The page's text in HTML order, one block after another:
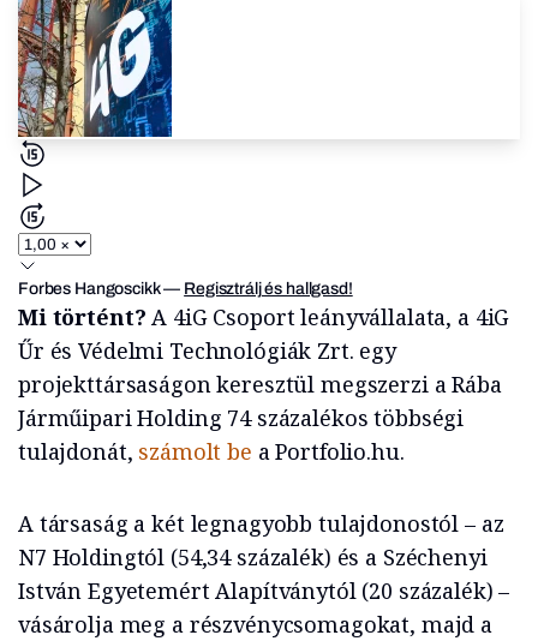
Forbes Hangoscikk— Regisztrálj és hallgasd!
Mi történt?A 4iG Csoport leányvállalata, a 4iG
Űr és Védelmi Technológiák Zrt. egy
projekttársaságon keresztül megszerzi a Rába
Járműipari Holding 74 százalékos többségi
tulajdonát, számolt be a Portfolio.hu.
A társaság a két legnagyobb tulajdonostól – az
N7 Holdingtól (54,34 százalék) és a Széchenyi
István Egyetemért Alapítványtól (20 százalék) –
vásárolja meg a részvénycsomagokat, majd a